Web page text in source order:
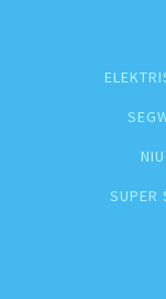
SUPER